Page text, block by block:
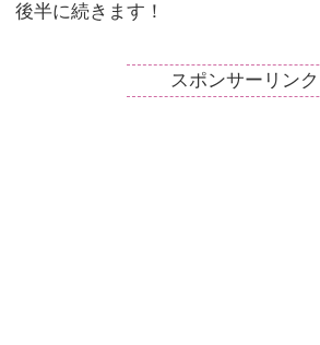
後半に続きます！
スポンサーリンク